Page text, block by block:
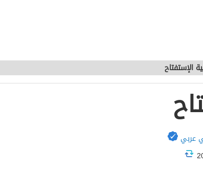
الإستفتاح
عربي